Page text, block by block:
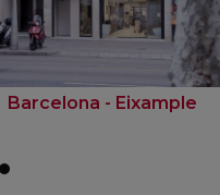
Barcelona - Eixample